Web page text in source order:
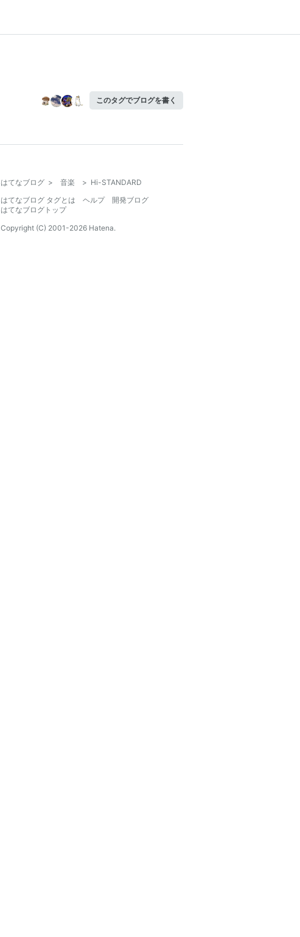
このタグでブログを書く
はてなブログ > 音楽 > Hi-STANDARD
はてなブログ タグとは
ヘルプ
開発ブログ
はてなブログトップ
Copyright (C) 2001-2026 Hatena.